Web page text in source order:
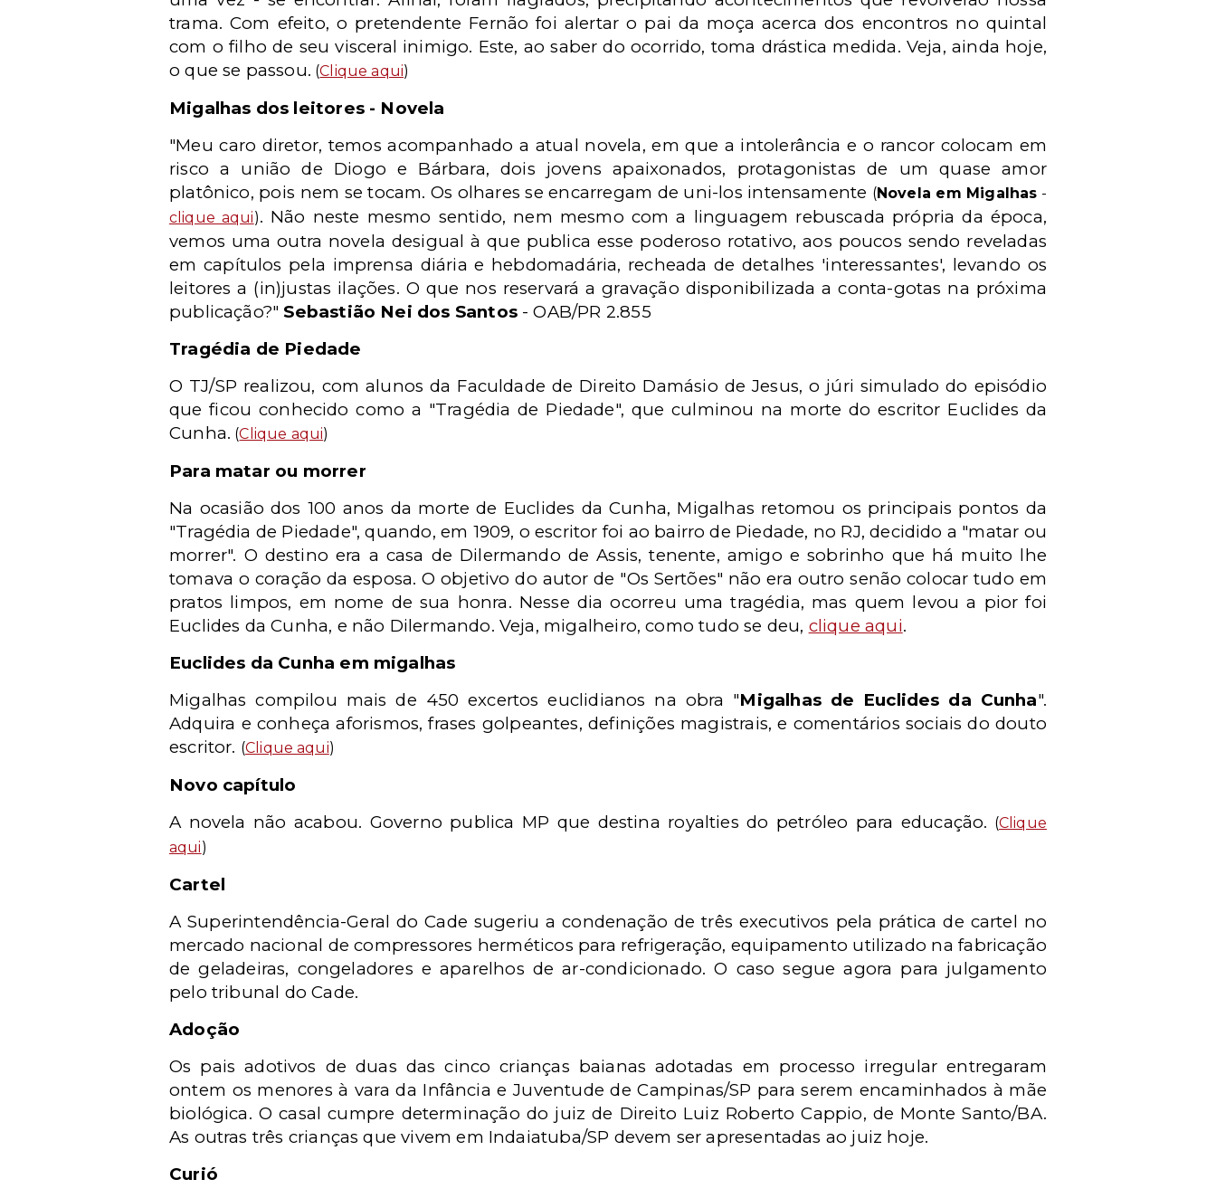
trama. Com efeito, o pretendente Fernão foi alertar o pai da moça acerca dos encontros no quintal
com o filho de seu visceral inimigo. Este, ao saber do ocorrido, toma drástica medida. Veja, ainda hoje,
o que se passou. (Clique aqui)
Migalhas dos leitores - Novela
"Meu caro diretor, temos acompanhado a atual novela, em que a intolerância e o rancor colocam em
risco a união de Diogo e Bárbara, dois jovens apaixonados, protagonistas de um quase amor
platônico, pois nem se tocam. Os olhares se encarregam de uni-los intensamente (Novela em Migalhas -
clique aqui). Não neste mesmo sentido, nem mesmo com a linguagem rebuscada própria da época,
vemos uma outra novela desigual à que publica esse poderoso rotativo, aos poucos sendo reveladas
em capítulos pela imprensa diária e hebdomadária, recheada de detalhes 'interessantes', levando os
leitores a (in)justas ilações. O que nos reservará a gravação disponibilizada a conta-gotas na próxima
publicação?"Sebastião Nei dos Santos - OAB/PR 2.855
Tragédia de Piedade
O TJ/SP realizou, com alunos da Faculdade de Direito Damásio de Jesus, o júri simulado do episódio
que ficou conhecido como a "Tragédia de Piedade", que culminou na morte do escritor Euclides da
Cunha. (Clique aqui)
Para matar ou morrer
Na ocasião dos 100 anos da morte de Euclides da Cunha, Migalhas retomou os principais pontos da
"Tragédia de Piedade", quando, em 1909, o escritor foi ao bairro de Piedade, no RJ, decidido a "matar ou
morrer". O destino era a casa de Dilermando de Assis, tenente, amigo e sobrinho que há muito lhe
tomava o coração da esposa. O objetivo do autor de "Os Sertões" não era outro senão colocar tudo em
pratos limpos, em nome de sua honra. Nesse dia ocorreu uma tragédia, mas quem levou a pior foi
Euclides da Cunha, e não Dilermando. Veja, migalheiro, como tudo se deu, clique aqui.
Euclides da Cunha em migalhas
Migalhas compilou mais de 450 excertos euclidianos na obra "Migalhas de Euclides da Cunha".
Adquira e conheça aforismos, frases golpeantes, definições magistrais, e comentários sociais do douto
escritor. (Clique aqui)
Novo capítulo
A novela não acabou. Governo publica MP que destina royalties do petróleo para educação. (Clique
aqui)
Cartel
A Superintendência-Geral do Cade sugeriu a condenação de três executivos pela prática de cartel no
mercado nacional de compressores herméticos para refrigeração, equipamento utilizado na fabricação
de geladeiras, congeladores e aparelhos de ar-condicionado. O caso segue agora para julgamento
pelo tribunal do Cade.
Adoção
Os pais adotivos de duas das cinco crianças baianas adotadas em processo irregular entregaram
ontem os menores à vara da Infância e Juventude de Campinas/SP para serem encaminhados à mãe
biológica. O casal cumpre determinação do juiz de Direito Luiz Roberto Cappio, de Monte Santo/BA.
As outras três crianças que vivem em Indaiatuba/SP devem ser apresentadas ao juiz hoje.
Curió